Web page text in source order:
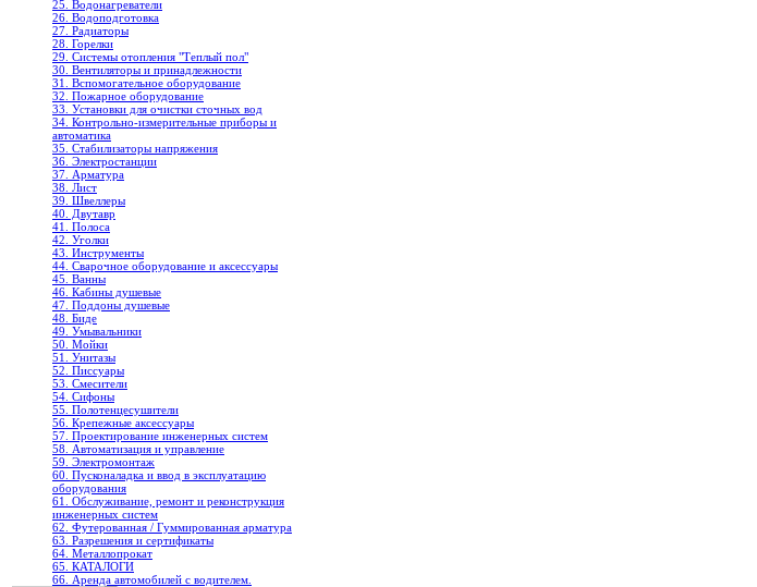
25. Водонагреватели
26. Водоподготовка
27. Радиаторы
28. Горелки
29. Системы отопления "Теплый пол"
30. Вентиляторы и принадлежности
31. Вспомогательное оборудование
32. Пожарное оборудование
33. Установки для очистки сточных вод
34. Контрольно-измерительные приборы и
автоматика
35. Стабилизаторы напряжения
36. Электростанции
37. Арматура
38. Лист
39. Швеллеры
40. Двутавр
41. Полоса
42. Уголки
43. Инструменты
44. Сварочное оборудование и аксессуары
45. Ванны
46. Кабины душевые
47. Поддоны душевые
48. Биде
49. Умывальники
50. Мойки
51. Унитазы
52. Писсуары
53. Смесители
54. Сифоны
55. Полотенцесушители
56. Крепежные аксессуары
57. Проектирование инженерных систем
58. Автоматизация и управление
59. Электромонтаж
60. Пусконаладка и ввод в эксплуатацию
оборудования
61. Обслуживание, ремонт и реконструкция
инженерных систем
62. Футерованная / Гуммированная арматура
63. Разрешения и сертификаты
64. Металлопрокат
65. КАТАЛОГИ
66. Аренда автомобилей с водителем.